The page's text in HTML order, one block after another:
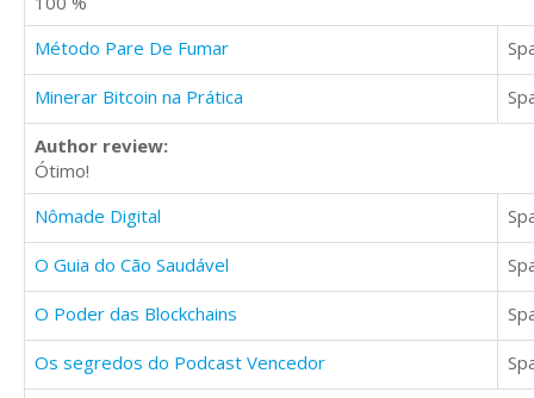
Método Pare De Fumar
Minerar Bitcoin na Prática
Author review:
Ótimo!
Nômade Digital
O Guia do Cão Saudável
O Poder das Blockchains
Os segredos do Podcast Vencedor